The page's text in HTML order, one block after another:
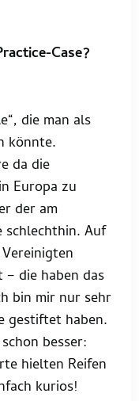
Case?
die man als
könnte.
da die
Europa zu
der am
Auf
die haben das
bin mir nur sehr
gestiftet haben.
besser:
hielten Reifen
kurios!